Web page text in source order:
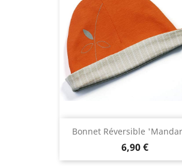
Bonnet Réversible
6,90 €